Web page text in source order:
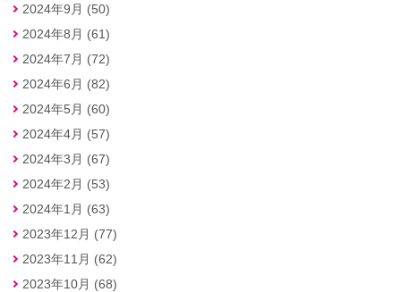
2024年9月 (50)
2024年8月 (61)
2024年7月 (72)
2024年6月 (82)
2024年5月 (60)
2024年4月 (57)
2024年3月 (67)
2024年2月 (53)
2024年1月 (63)
2023年12月 (77)
2023年11月 (62)
2023年10月 (68)